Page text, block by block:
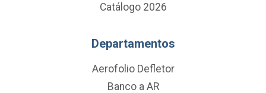
Catálogo 2026
Departamentos
Aerofolio Defletor
Banco a AR